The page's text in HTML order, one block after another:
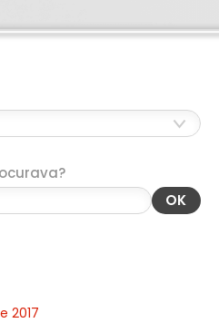
OK
2017